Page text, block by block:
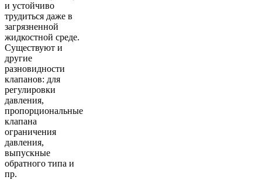
и устойчиво
трудиться даже в
загрязненной
жидкостной среде.
Существуют и
другие
разновидности
клапанов: для
регулировки
давления,
пропорциональные
клапана
ограничения
давления,
выпускные
обратного типа и
пр.